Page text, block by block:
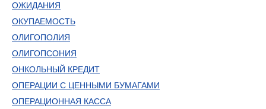
ОЖИДАНИЯ
ОКУПАЕМОСТЬ
ОЛИГОПОЛИЯ
ОЛИГОПСОНИЯ
ОНКОЛЬНЫЙ КРЕДИТ
ОПЕРАЦИИ С ЦЕННЫМИ БУМАГАМИ
ОПЕРАЦИОННАЯ КАССА